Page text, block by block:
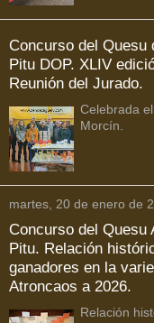
Concurso del Quesu
Pitu DOP. XLIV
Reunión del Jurado.
Celebrada
Morcín.
martes, 20 de enero de
Concurso del Quesu
Pitu. Relación
ganadores en la
Atroncaos a 2026.
Relación